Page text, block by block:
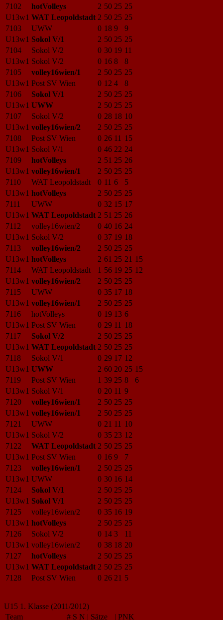
7102
hotVolleys 2 50 25 25
U13w1 WAT Leopoldstadt 2 50 25 25
7103
UWW 0 18 9
9
U13w1 Sokol V/1 2 50 25 25
7104
Sokol V/2 0 30 19 11
U13w1 Sokol V/2 0 16 8
8
7105
volley16wien/1 2 50 25 25
U13w1 Post SV Wien 0 12 4
8
7106
Sokol V/1 2 50 25 25
U13w1 UWW 2 50 25 25
7107
Sokol V/2 0 28 18 10
U13w1 volley16wien/2 2 50 25 25
7108
Post SV Wien 0 26 11 15
U13w1 Sokol V/1 0 46 22 24
7109
hotVolleys 2 51 25 26
U13w1 volley16wien/1 2 50 25 25
7110
WAT Leopoldstadt 0 11 6
5
U13w1 hotVolleys 2 50 25 25
7111
UWW 0 32 15 17
U13w1 WAT Leopoldstadt 2 51 25 26
7112
volley16wien/2 0 40 16 24
U13w1 Sokol V/2 0 37 19 18
7113
volley16wien/2 2 50 25 25
U13w1 hotVolleys 2 61 25 21 15
7114
WAT Leopoldstadt 1 56 19 25 12
U13w1 volley16wien/2 2 50 25 25
7115
UWW 0 35 17 18
U13w1 volley16wien/1 2 50 25 25
7116
hotVolleys 0 19 13 6
U13w1 Post SV Wien 0 29 11 18
7117
Sokol V/2 2 50 25 25
U13w1 WAT Leopoldstadt 2 50 25 25
7118
Sokol V/1 0 29 17 12
U13w1 UWW 2 60 20 25 15
7119
Post SV Wien 1 39 25 8
6
U13w1 Sokol V/1 0 20 11 9
7120
volley16wien/1 2 50 25 25
U13w1 volley16wien/1 2 50 25 25
7121
UWW 0 21 11 10
U13w1 Sokol V/2 0 35 23 12
7122
WAT Leopoldstadt 2 50 25 25
U13w1 Post SV Wien 0 16 9
7
7123
volley16wien/1 2 50 25 25
U13w1 UWW 0 30 16 14
7124
Sokol V/1 2 50 25 25
U13w1 Sokol V/1 2 50 25 25
7125
volley16wien/2 0 35 16 19
U13w1 hotVolleys 2 50 25 25
7126
Sokol V/2 0 14 3
11
U13w1 volley16wien/2 0 38 18 20
7127
hotVolleys 2 50 25 25
U13w1 WAT Leopoldstadt 2 50 25 25
7128
Post SV Wien 0 26 21 5
U15 1. Klasse (2011/2012)
Team
# S N | Sätze | PNK